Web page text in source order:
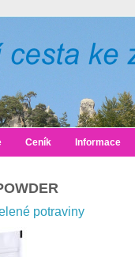
Ceník Informace
potraviny